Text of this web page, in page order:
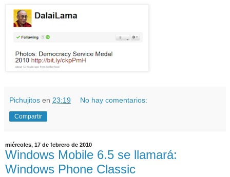
Pichujitos en 23:19 No hay comentarios:
Compartir
miércoles, 17 de febrero de 2010
Windows Mobile 6.5 se llamará:
Windows Phone Classic